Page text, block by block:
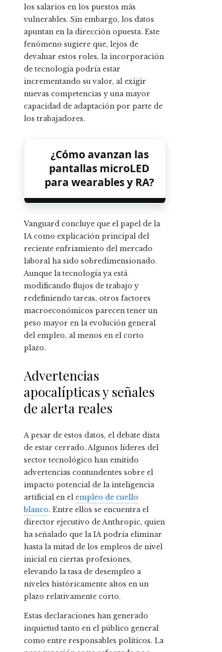
los salarios en los puestos más
vulnerables. Sin embargo, los datos
apuntan en la dirección opuesta. Este
fenómeno sugiere que, lejos de
devaluar estos roles, la incorporación
de tecnología podría estar
incrementando su valor, al exigir
nuevas competencias y una mayor
capacidad de adaptación por parte de
los trabajadores.
¿Cómo avanzan las
pantallas microLED
para wearables y RA?
Vanguard concluye que el papel de la
IA como explicación principal del
reciente enfriamiento del mercado
laboral ha sido sobredimensionado.
Aunque la tecnología ya está
modificando flujos de trabajo y
redefiniendo tareas, otros factores
macroeconómicos parecen tener un
peso mayor en la evolución general
del empleo, al menos en el corto
plazo.
Advertencias
apocalípticas y señales
de alerta reales
A pesar de estos datos, el debate dista
de estar cerrado. Algunos líderes del
sector tecnológico han emitido
advertencias contundentes sobre el
impacto potencial de la inteligencia
artificial en el empleo de cuello
blanco. Entre ellos se encuentra el
director ejecutivo de Anthropic, quien
ha señalado que la IA podría eliminar
hasta la mitad de los empleos de nivel
inicial en ciertas profesiones,
elevando la tasa de desempleo a
niveles históricamente altos en un
plazo relativamente corto.
Estas declaraciones han generado
inquietud tanto en el público general
como entre responsables políticos. La